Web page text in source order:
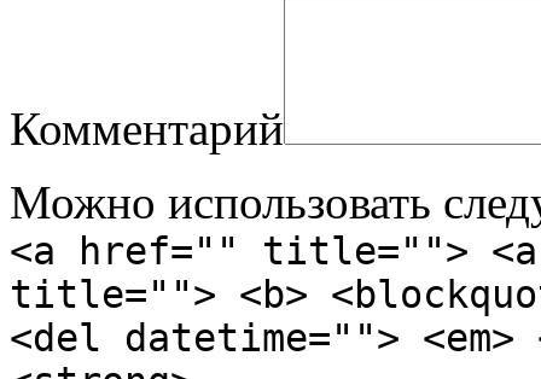
Комментарий
Можно использовать
<a href="" title="">
title=""> <b>
<del datetime="">